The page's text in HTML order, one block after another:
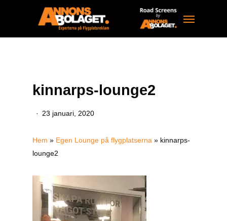
Menu
kinnarps-lounge2
23 januari, 2020
Hem » Egen Lounge på flygplatserna » kinnarps-
lounge2